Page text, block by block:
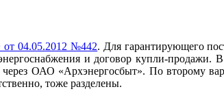
от 04.05.2012 №442. Для гарантирующего
и договор купли-продажи.
ОАО «Архэнергосбыт». По второму
тоже разделены.